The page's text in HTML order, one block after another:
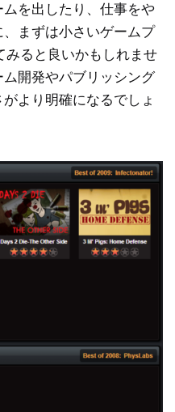
を出したり、仕事をや
まずは小さいゲームプ
みると良いかもしれませ
開発やパブリッシング
より明確になるでしょ